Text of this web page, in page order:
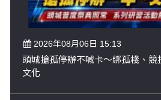
2026年08月06日 15:13
頭城搶孤停辦不喊卡～綁孤棧、競
文化